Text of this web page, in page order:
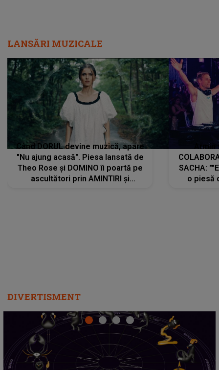
LANSĂRI MUZICALE
Când DORUL devine muzică, apare
"Nu ajung acasă". Piesa lansată de
Theo Rose și DOMINO îi poartă pe
ascultători prin AMINTIRI și
SACHA:
o piesă
DIVERTISMENT